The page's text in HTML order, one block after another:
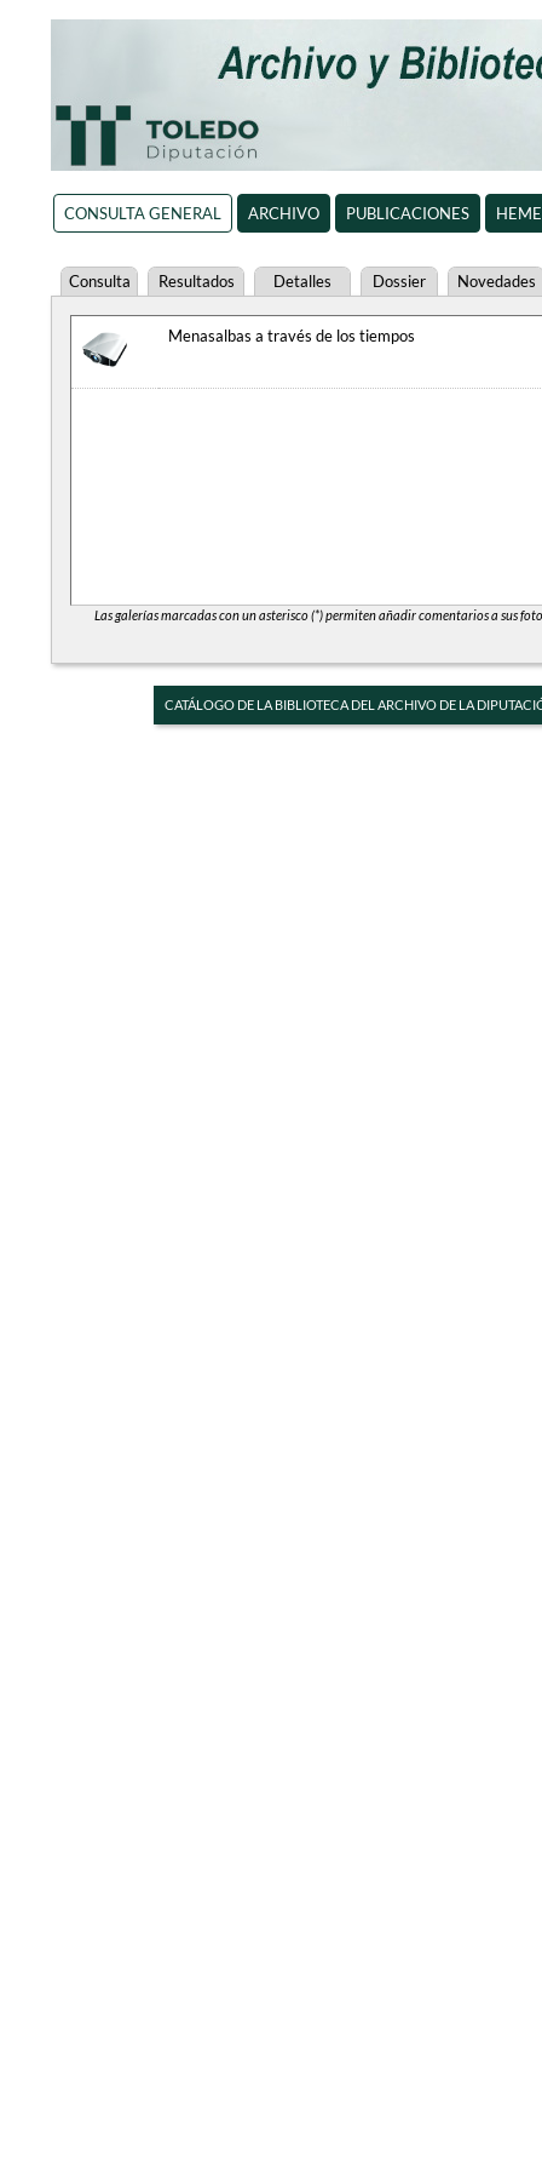
CONSULTA GENERAL ARCHIVO PUBLICACIONES
Consulta Resultados Detalles Dossier Novedades
Menasalbas a través de los tiempos
Las galerías marcadas con un asterisco (*) permiten añadir comentarios a sus
CATÁLOGO DE LA BIBLIOTECA DEL ARCHIVO DE LA